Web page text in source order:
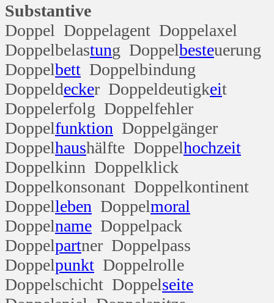
Substantive
Doppel Doppelagent Doppelaxel
Doppelbelastung Doppelbesteuerung
Doppelbett Doppelbindung
Doppeldecker Doppeldeutigkeit
Doppelerfolg Doppelfehler
Doppelfunktion Doppelgänger
Doppelhaushälfte Doppelhochzeit
Doppelkinn Doppelklick
Doppelkonsonant Doppelkontinent
Doppelleben Doppelmoral
Doppelname Doppelpack
Doppelpartner Doppelpass
Doppelpunkt Doppelrolle
Doppelschicht Doppelseite